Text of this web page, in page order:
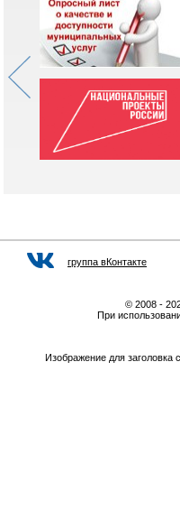
группа вКонтакте
© 2008 -
При
Изображение для